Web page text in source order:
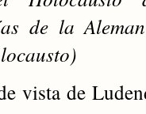
de la
vista de